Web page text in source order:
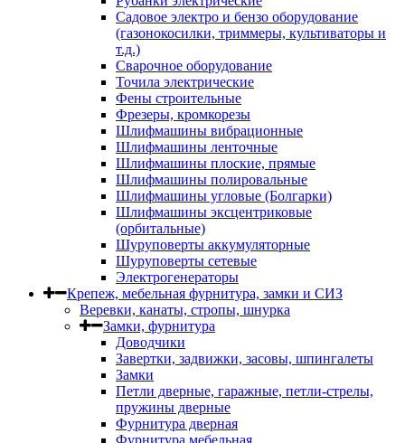
Садовое электро и бензо оборудование
(газонокосилки, триммеры, культиваторы и
т.д.)
Сварочное оборудование
Точила электрические
Фены строительные
Фрезеры, кромкорезы
Шлифмашины вибрационные
Шлифмашины ленточные
Шлифмашины плоские, прямые
Шлифмашины полировальные
Шлифмашины угловые (Болгарки)
Шлифмашины эксцентриковые
(орбитальные)
Шуруповерты аккумуляторные
Шуруповерты сетевые
Электрогенераторы
Крепеж, мебельная фурнитура, замки и СИЗ
Веревки, канаты, стропы, шнурка
Замки, фурнитура
Доводчики
Завертки, задвижки, засовы, шпингалеты
Замки
Петли дверные, гаражные, петли-стрелы,
пружины дверные
Фурнитура дверная
Фурнитура мебельная